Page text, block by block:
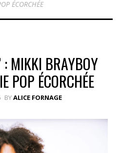
ÉCORCHÉE
: MIKKI BRAYBOY
POP ÉCORCHÉE
BYALICE FORNAGE